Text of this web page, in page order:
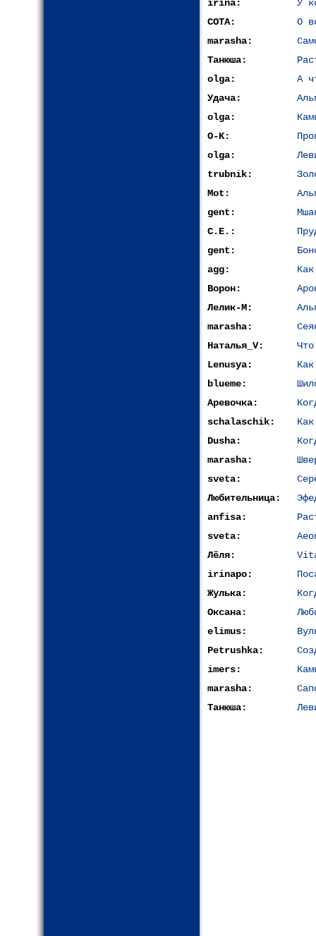
irina:
У
СОТА:
О
marasha:
Танюша:
olga:
А
Удача:
olga:
O-K:
olga:
trubnik:
Mot:
gent:
С.Е.:
gent:
agg:
Ворон:
Лелик-М:
marasha:
Наталья_V:
Lenusya:
blueme:
Аревочка:
schalaschik:
Dusha:
marasha:
sveta:
Любительница:
anfisa:
sveta:
Лёля:
irinapo:
Жулька:
Оксана:
elimus:
Petrushka:
imers:
marasha:
Танюша: